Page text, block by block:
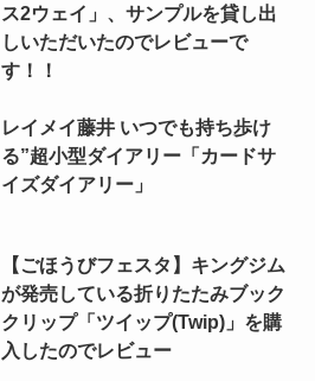
ス2ウェイ」、サンプルを貸し出
しいただいたのでレビューで
す！！
レイメイ藤井 いつでも持ち歩け
る”超小型ダイアリー「カードサ
イズダイアリー」
【ごほうびフェスタ】キングジム
が発売している折りたたみブック
クリップ「ツイップ(Twip)」を購
入したのでレビュー